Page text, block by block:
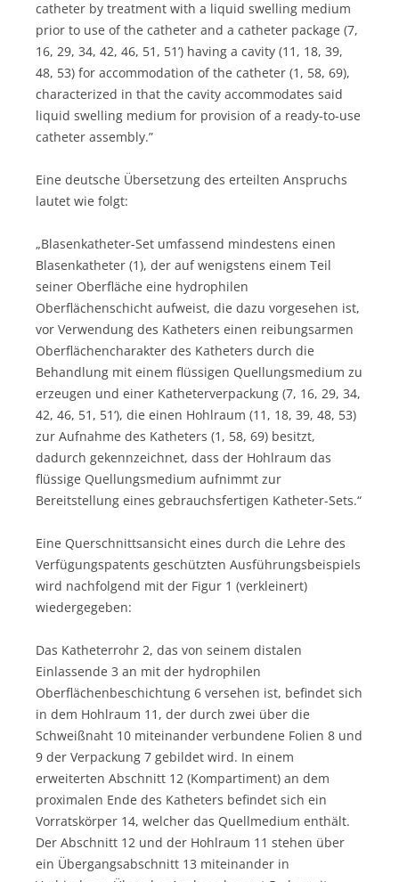
catheter by treatment with a liquid swelling medium
prior to use of the catheter and a catheter package (7,
16, 29, 34, 42, 46, 51, 51’) having a cavity (11, 18, 39,
48, 53) for accommodation of the catheter (1, 58, 69),
characterized in that the cavity accommodates said
liquid swelling medium for provision of a ready-to-use
catheter assembly.”
Eine deutsche Übersetzung des erteilten Anspruchs
lautet wie folgt:
„Blasenkatheter-Set umfassend mindestens einen
Blasenkatheter (1), der auf wenigstens einem Teil
seiner Oberfläche eine hydrophilen
Oberflächenschicht aufweist, die dazu vorgesehen ist,
vor Verwendung des Katheters einen reibungsarmen
Oberflächencharakter des Katheters durch die
Behandlung mit einem flüssigen Quellungsmedium zu
erzeugen und einer Katheterverpackung (7, 16, 29, 34,
42, 46, 51, 51‘), die einen Hohlraum (11, 18, 39, 48, 53)
zur Aufnahme des Katheters (1, 58, 69) besitzt,
dadurch gekennzeichnet, dass der Hohlraum das
flüssige Quellungsmedium aufnimmt zur
Bereitstellung eines gebrauchsfertigen Katheter-Sets.“
Eine Querschnittsansicht eines durch die Lehre des
Verfügungspatents geschützten Ausführungsbeispiels
wird nachfolgend mit der Figur 1 (verkleinert)
wiedergegeben:
Das Katheterrohr 2, das von seinem distalen
Einlassende 3 an mit der hydrophilen
Oberflächenbeschichtung 6 versehen ist, befindet sich
in dem Hohlraum 11, der durch zwei über die
Schweißnaht 10 miteinander verbundene Folien 8 und
9 der Verpackung 7 gebildet wird. In einem
erweiterten Abschnitt 12 (Kompartiment) an dem
proximalen Ende des Katheters befindet sich ein
Vorratskörper 14, welcher das Quellmedium enthält.
Der Abschnitt 12 und der Hohlraum 11 stehen über
ein Übergangsabschnitt 13 miteinander in